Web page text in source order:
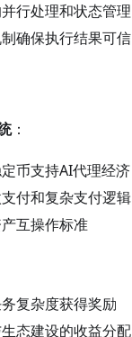
行处理和状态管理
确保执行结果可信
：
币支持AI代理经济
付和复杂支付逻辑
互操作标准
复杂度获得奖励
态建设的收益分配